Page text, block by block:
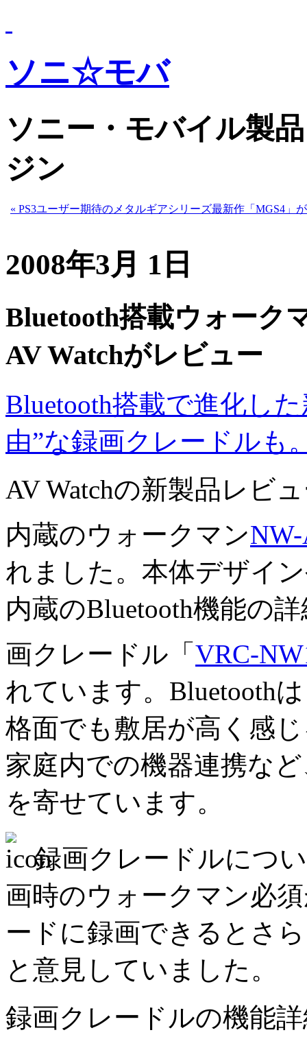
ソニ☆モバ
ソニー・モバイル製
ジン
« PS3ユーザー期待のメタルギアシリーズ最新作「MGS4」
2008年3月 1日
Bluetooth搭載ウォーク
AV Watchがレビュー
Bluetooth搭載で進化し
由”な録画クレードルも
AV Watchの新製品レビ
内蔵のウォークマン
れました。本体デザイ
内蔵のBluetooth機能の
画クレードル「 VRC-
れています。Bluetooth
格面でも敷居が高く感
家庭内での機器連携な
を寄せています。
録画クレードルにつ
画時のウォークマン必
ードに録画できるとさ
と意見していました。
録画クレードルの機能